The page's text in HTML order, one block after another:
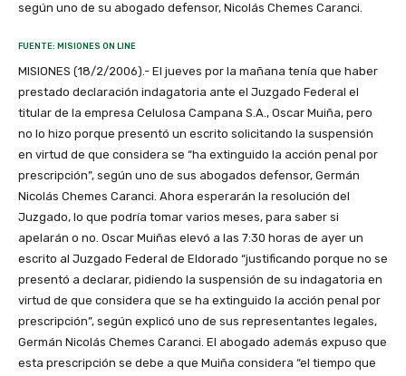
según uno de su abogado defensor, Nicolás Chemes Caranci.
FUENTE: MISIONES ON LINE
MISIONES (18/2/2006).- El jueves por la mañana tenía que haber
prestado declaración indagatoria ante el Juzgado Federal el
titular de la empresa Celulosa Campana S.A., Oscar Muiña, pero
no lo hizo porque presentó un escrito solicitando la suspensión
en virtud de que considera se “ha extinguido la acción penal por
prescripción”, según uno de sus abogados defensor, Germán
Nicolás Chemes Caranci. Ahora esperarán la resolución del
Juzgado, lo que podría tomar varios meses, para saber si
apelarán o no. Oscar Muiñas elevó a las 7:30 horas de ayer un
escrito al Juzgado Federal de Eldorado “justificando porque no se
presentó a declarar, pidiendo la suspensión de su indagatoria en
virtud de que considera que se ha extinguido la acción penal por
prescripción”, según explicó uno de sus representantes legales,
Germán Nicolás Chemes Caranci. El abogado además expuso que
esta prescripción se debe a que Muiña considera “el tiempo que